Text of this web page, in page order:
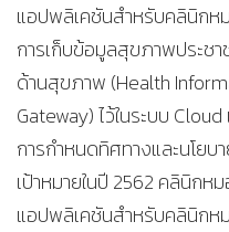
แอปพลิเคชันสำหรับคลินิกห
การเก็บข้อมูลสุขภาพประช
ด้านสุขภาพ (Health
Gateway) ไว้ในระบบ
การกำหนดทิศทางและนโย
เป้าหมายในปี 2562 คลินิกห
แอปพลิเคชันสำหรับคลินิกห